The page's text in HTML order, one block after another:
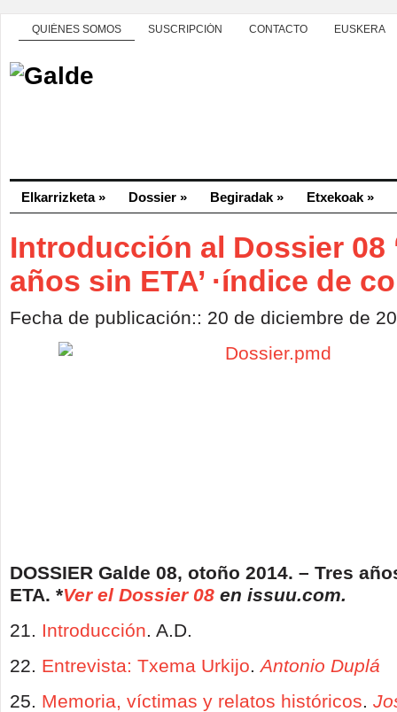
QUIÉNES SOMOS SUSCRIPCIÓN CONTACTO EUSKERA
Elkarrizketa» Dossier » Begiradak » Etxekoak »
Introducción al Dossier 08
años sin ETA’ ·índice de
Fecha de publicación:: 20 de diciembre de
DOSSIER Galde 08, otoño 2014. – Tres añ
ETA. *Ver el Dossier 08 en issuu.com.
21. Introducción. A.D.
22. Entrevista: Txema Urkijo.Antonio Duplá
25. Memoria, víctimas y relatos históricos.